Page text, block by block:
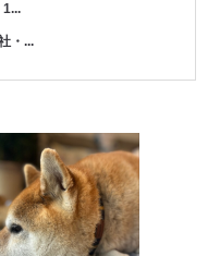
1...
・...